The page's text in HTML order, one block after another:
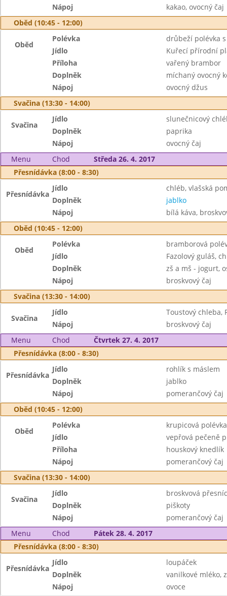
Nápoj
kakao, ovocný čaj
Oběd (10:45 - 12:00)
Oběd
Polévka
drůbeží polévka
Jídlo
Kuřecí přírodní
Příloha
vařený brambor
Doplněk
míchaný ovocný
Nápoj
ovocný džus
Svačina (13:30 - 14:00)
Svačina
Jídlo
slunečnicový
Doplněk
paprika
Nápoj
ovocný čaj
Menu
Chod
Středa 26. 4. 2017
Přesnídávka (8:00 - 8:30)
Přesnídávka
Jídlo
chléb, vlašská
Doplněk
jablko
Nápoj
bílá káva,
Oběd (10:45 - 12:00)
Oběd
Polévka
bramborová
Jídlo
Fazolový guláš,
Doplněk
zš a mš - jogurt,
Nápoj
broskvový čaj
Svačina (13:30 - 14:00)
Svačina
Jídlo
Toustový chleba,
Nápoj
broskvový čaj
Menu
Chod
Čtvrtek 27. 4. 2017
Přesnídávka (8:00 - 8:30)
Přesnídávka
Jídlo
rohlík s máslem
Doplněk
jablko
Nápoj
pomerančový čaj
Oběd (10:45 - 12:00)
Oběd
Polévka
krupicová
Jídlo
vepřová pečeně
Příloha
houskový knedlík
Nápoj
pomerančový čaj
Svačina (13:30 - 14:00)
Svačina
Jídlo
broskvová
Doplněk
piškoty
Nápoj
pomerančový čaj
Menu
Chod
Pátek 28. 4. 2017
Přesnídávka (8:00 - 8:30)
Přesnídávka
Jídlo
loupáček
Doplněk
vanilkové mléko,
Nápoj
ovoce